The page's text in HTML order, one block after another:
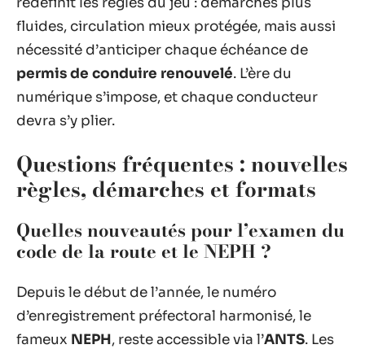
fluides, circulation mieux protégée, mais aussi
nécessité d’anticiper chaque échéance de
permis de conduire renouvelé. L’ère du
numérique s’impose, et chaque conducteur
devra s’y plier.
Questions fréquentes : nouvelles
règles, démarches et formats
Quelles nouveautés pour l’examen du
code de la route et le NEPH ?
Depuis le début de l’année, le numéro
d’enregistrement préfectoral harmonisé, le
fameux NEPH, reste accessible via l’ANTS. Les